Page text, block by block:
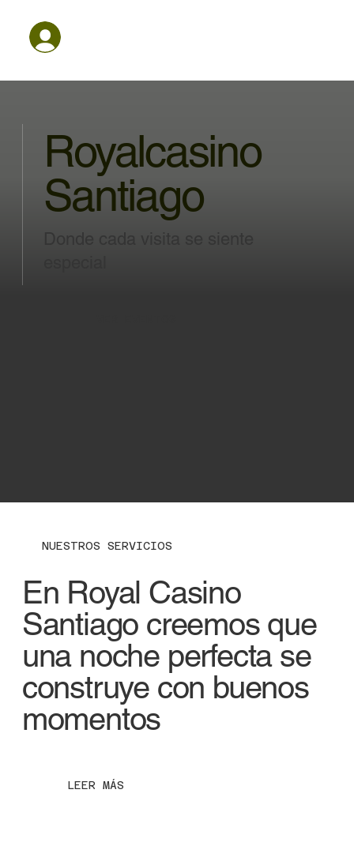
Royalcasino
Santiago
NUESTROS SERVICIOS
En Royal Casino
Santiago creemos que
una noche perfecta se
construye con buenos
momentos
LEER MÁS